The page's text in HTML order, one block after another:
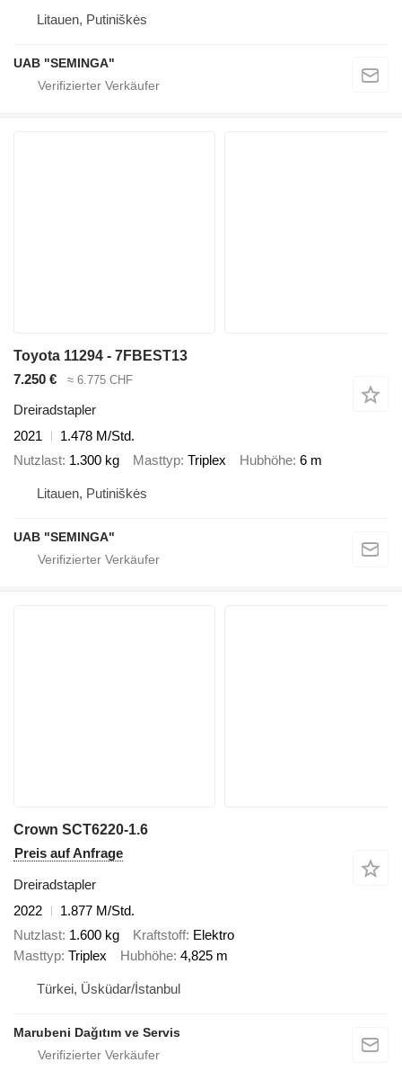
Litauen, Putiniškės
UAB "SEMINGA"
Toyota 11294 - 7FBEST13
7.250 €
≈ 6.775 CHF
Dreiradstapler
2021
1.478 M/Std.
Nutzlast 1.300 kg Masttyp Triplex Hubhöhe 6 m
Litauen, Putiniškės
UAB "SEMINGA"
Crown SCT6220-1.6
Preis auf Anfrage
Dreiradstapler
2022
1.877 M/Std.
Nutzlast 1.600 kg Kraftstoff Elektro
Masttyp Triplex Hubhöhe 4,825 m
Türkei, Üsküdar/İstanbul
Marubeni Dağıtım ve Servis